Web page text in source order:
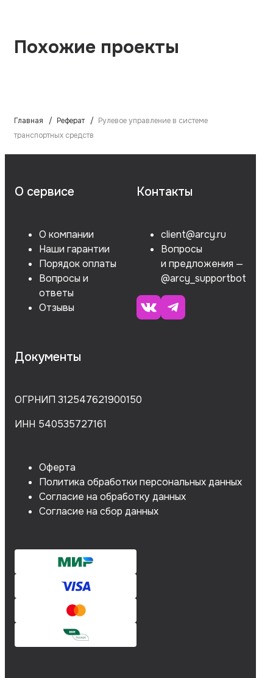
Похожие проекты
Главная Реферат
Рулевое управление в системе
транспортных средств
О сервисе
О компании
Наши гарантии
Порядок оплаты
Вопросы и
ответы
Отзывы
Контакты
client@arcy.ru
Вопросы
и предложения —
@arcy_supportbot
Документы
ОГРНИП 312547621900150
ИНН 540535727161
Оферта
Политика обработки персональных данных
Согласие на обработку данных
Согласие на сбор данных